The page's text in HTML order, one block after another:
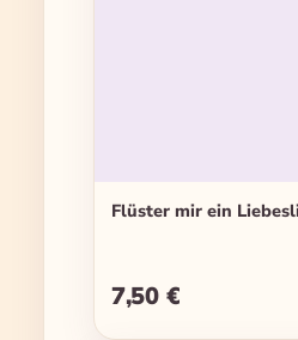
Flüster mir ein
Regulärer Preis:
7,50 €